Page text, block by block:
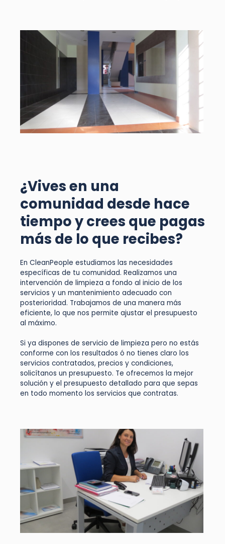
¿Vives en una
comunidad desde hace
tiempo y crees que pagas
más de lo que recibes?
En CleanPeople estudiamos las necesidades
específicas de tu comunidad. Realizamos una
intervención de limpieza a fondo al inicio de los
servicios y un mantenimiento adecuado con
posterioridad. Trabajamos de una manera más
eficiente, lo que nos permite ajustar el presupuesto
al máximo.
Si ya dispones de servicio de limpieza pero no estás
conforme con los resultados ó no tienes claro los
servicios contratados, precios y condiciones,
solicítanos un presupuesto. Te ofrecemos la mejor
solución y el presupuesto detallado para que sepas
en todo momento los servicios que contratas.